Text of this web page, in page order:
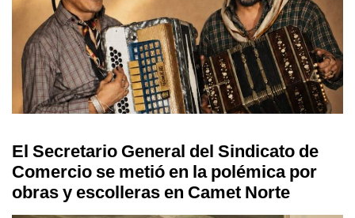
El Secretario General del Sindicato de
Comercio se metió en la polémica por
obras y escolleras en Camet Norte